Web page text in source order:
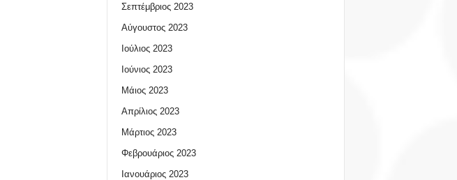
Σεπτέμβριος 2023
Αύγουστος 2023
Ιούλιος 2023
Ιούνιος 2023
Μάιος 2023
Απρίλιος 2023
Μάρτιος 2023
Φεβρουάριος 2023
Ιανουάριος 2023